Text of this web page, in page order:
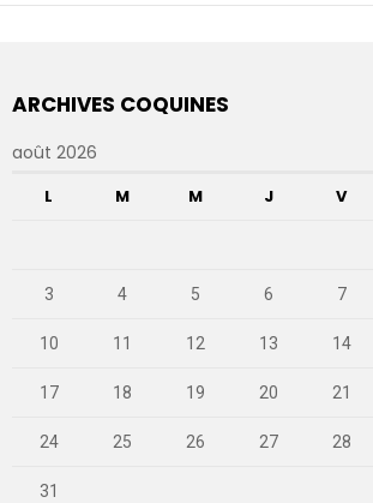
ARCHIVES COQUINES
août 2026
L M M J V
3 4 5 6 7
10 11 12 13 14
17 18 19 20 21
24 25 26 27 28
31